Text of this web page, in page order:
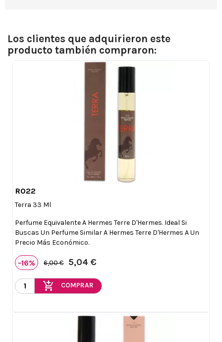
Los clientes que adquirieron este
producto también compraron:
R022
Terra 33 Ml
Perfume Equivalente A Hermes Terre D'Hermes. Ideal Si
Buscas Un Perfume Similar A Hermes Terre D'Hermes A Un
Precio Más Económico.
-16% 6,00 € 5,04 €
add_shopping_cart COMPRAR